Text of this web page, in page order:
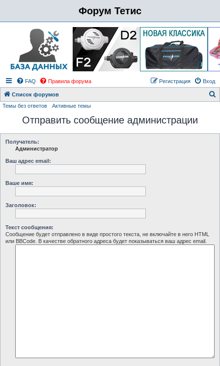
Форум Тетис
FAQ Правила форума Вход
Регистрация
Список форумов
Темы без ответов Активные темы
Отправить сообщение администрации
Получатель:
Администратор
Ваш адрес email:
Ваше имя:
Заголовок:
Текст сообщения:
Сообщение будет отправлено в виде простого текста, не включайте в него HTML
или BBCode. В качестве обратного адреса будет показываться ваш адрес email.